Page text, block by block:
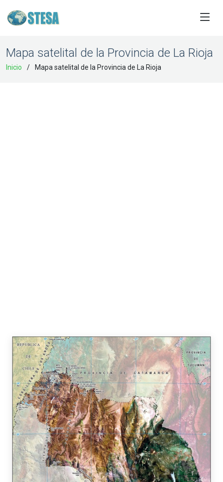
Mapa satelital de la Provincia de La Rioja
Inicio Mapa satelital de la Provincia de La Rioja